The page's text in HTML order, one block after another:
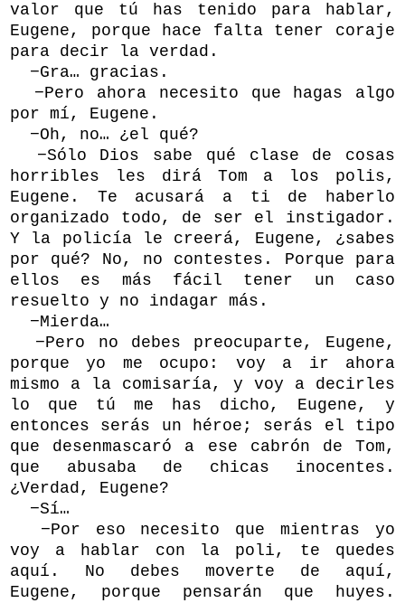
valor que tú has tenido para hablar,
Eugene, porque hace falta tener coraje
para decir la verdad.
−Gra… gracias.
−Pero ahora necesito que hagas algo
por mí, Eugene.
−Oh, no… ¿el qué?
−Sólo Dios sabe qué clase de cosas
horribles les dirá Tom a los polis,
Eugene. Te acusará a ti de haberlo
organizado todo, de ser el instigador.
Y la policía le creerá, Eugene, ¿sabes
por qué? No, no contestes. Porque para
ellos es más fácil tener un caso
resuelto y no indagar más.
−Mierda…
−Pero no debes preocuparte, Eugene,
porque yo me ocupo: voy a ir ahora
mismo a la comisaría, y voy a decirles
lo que tú me has dicho, Eugene, y
entonces serás un héroe; serás el tipo
que desenmascaró a ese cabrón de Tom,
que abusaba de chicas inocentes.
¿Verdad, Eugene?
−Sí…
−Por eso necesito que mientras yo
voy a hablar con la poli, te quedes
aquí. No debes moverte de aquí,
Eugene, porque pensarán que huyes.